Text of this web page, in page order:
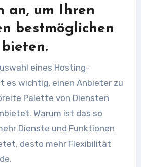
an, um Ihren
bestmöglichen
eines Hosting-
es wichtig, einen Anbieter zu
Palette von Diensten
Warum ist das so
Dienste und Funktionen
desto mehr Flexibilität